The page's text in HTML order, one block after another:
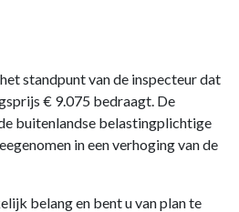
standpunt van de inspecteur dat
€ 9.075 bedraagt. De
buitenlandse belastingplichtige
in een verhoging van de
belang en bent u van plan te